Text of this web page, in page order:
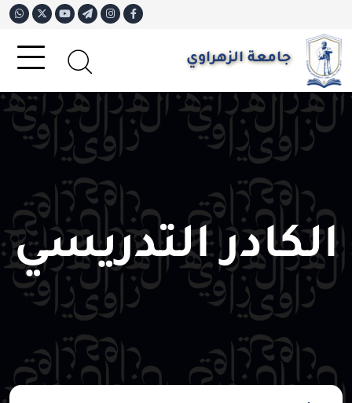
جامعة الزهراوي
الكادر التدريسي